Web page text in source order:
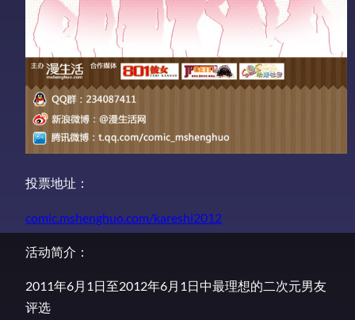
投票地址：
comic.mshenghuo.com/kareshi2012
活动简介：
2011年6月1日至2012年6月1日中最理想的二次元男友
评选